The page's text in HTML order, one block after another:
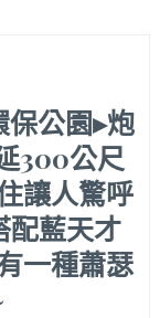
公園▸炮
300公尺
讓人驚呼
配藍天才
一種蕭瑟